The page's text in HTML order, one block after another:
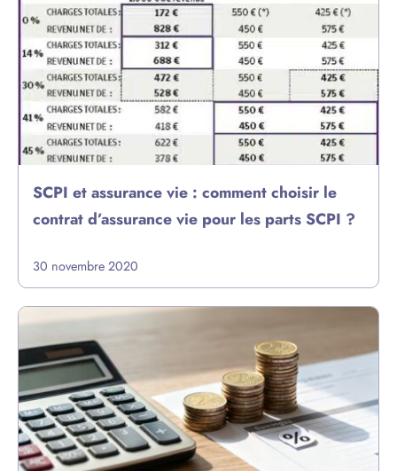
SCPI et assurance vie : comment choisir le
contrat d’assurance vie pour les parts SCPI ?
30 novembre 2020